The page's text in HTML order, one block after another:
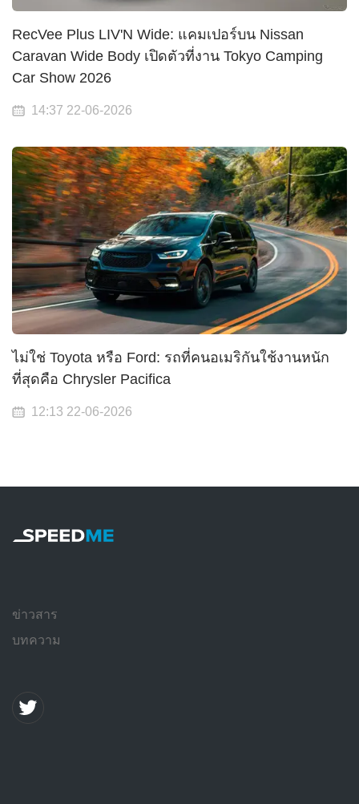
RecVee Plus LIV'N Wide: แคมเปอร์บน Nissan
Caravan Wide Body เปิดตัวที่งาน Tokyo Camping
Car Show 2026
14:37 22-06-2026
ไม่ใช่ Toyota หรือ Ford: รถที่คนอเมริกันใช้งานหนัก
ที่สุดคือ Chrysler Pacifica
12:13 22-06-2026
ข่าวสาร
บทความ